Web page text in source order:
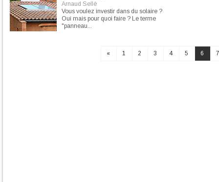
Arnaud Sellé
Vous voulez investir dans du solaire ?
Oui mais pour quoi faire ? Le terme
"panneau...
« 1 2 3 4 5 6